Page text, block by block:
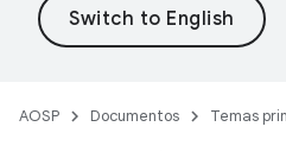
AOSP Documentos Temas